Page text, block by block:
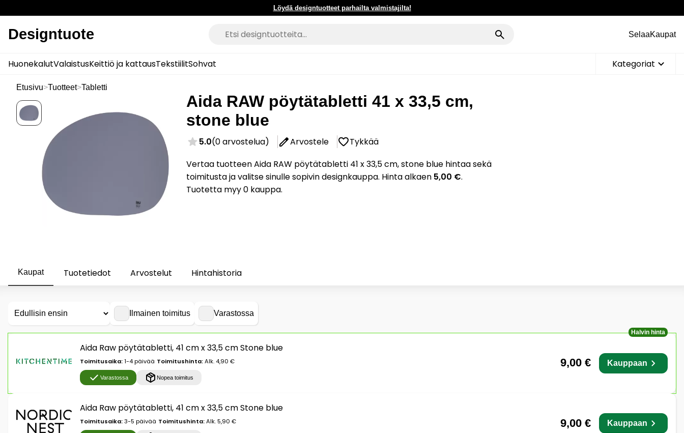
Löydä designtuotteet parhailta valmistajilta!
Designtuote SelaaKaupat
HuonekalutValaistusKeittiö ja kattausTekstiilitSohvat Kategoriat
Etusivu>Tuotteet>Tabletti
Aida RAW pöytätabletti 41 x 33,5 cm,
stone blue
5.0(0 arvostelua) Arvostele
Tykkää
Vertaa tuotteen Aida RAW pöytätabletti 41 x 33,5 cm, stone blue hintaa sekä
toimitusta ja valitse sinulle sopivin designkauppa. Hinta alkaen 5,00 €.
Tuotetta myy 0 kauppa.
Kaupat Tuotetiedot Arvostelut Hintahistoria
Ilmainen toimitus Varastossa
Halvin hinta
Aida Raw pöytätabletti, 41 cm x 33,5 cm Stone blue
Toimitusaika:1-4 päivää Toimitushinta:Alk. 4,90 €
Varastossa Nopea toimitus
9,00 € Kauppaan
Aida Raw pöytätabletti, 41 cm x 33,5 cm Stone blue
Toimitusaika:3-5 päivää Toimitushinta:Alk. 5,90 € 9,00 € Kauppaan